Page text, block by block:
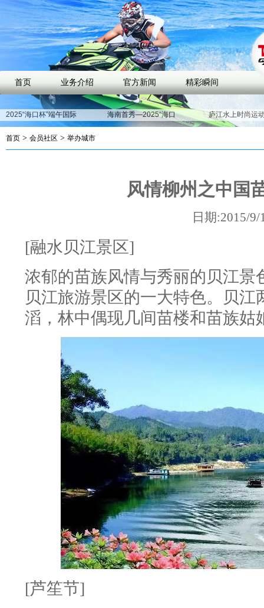
首页 业务介绍 官方新闻 精彩瞬间
2025“海口杯”端午国际
龙舟邀请赛开赛在即，
近40支劲旅竞渡海甸溪
海南首秀—2025“海口
杯”端午国际龙舟邀请赛
庐江水上时尚运
人潮涌动，合肥“
首页 > 会员社区 > 举办城市
风情柳州之中国
日期:2015/9/
[融水贝江景区]
浓郁的苗族风情与秀丽的贝江景
贝江旅游景区的一大特色。贝
滔，林中偶现几间苗楼和苗族姑
[芦笙节]